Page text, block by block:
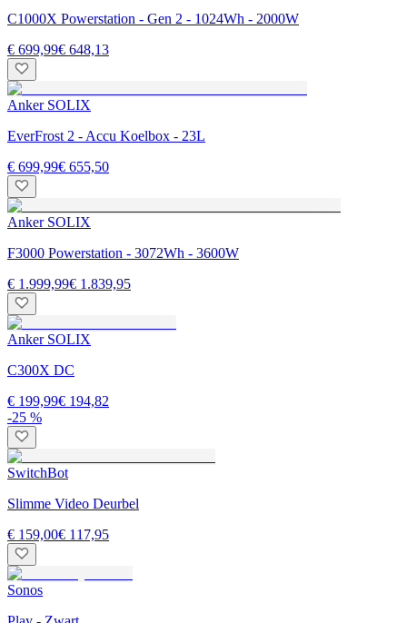
C1000X Powerstation - Gen 2 - 1024Wh - 2000W
€ 699,99€ 648,13
Anker SOLIX
EverFrost 2 - Accu Koelbox - 23L
€ 699,99€ 655,50
Anker SOLIX
F3000 Powerstation - 3072Wh - 3600W
€ 1.999,99€ 1.839,95
Anker SOLIX
C300X DC
€ 199,99€ 194,82
-25 %
SwitchBot
Slimme Video Deurbel
€ 159,00€ 117,95
Sonos